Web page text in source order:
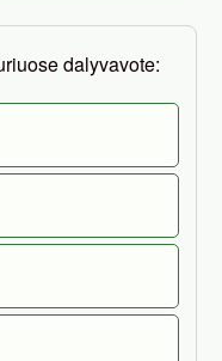
dalyvavote: